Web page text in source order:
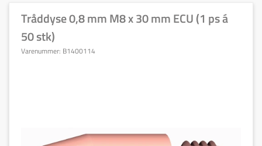
Tråddyse 0,8 mm M8 x 30 mm ECU (1 ps á
50 stk)
Varenummer: B1400114